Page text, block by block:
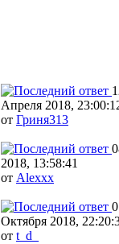
Апреля 2018,
от Гриня313
2018, 13:58:41
от Alexxx
Октября 2018,
от t_d_